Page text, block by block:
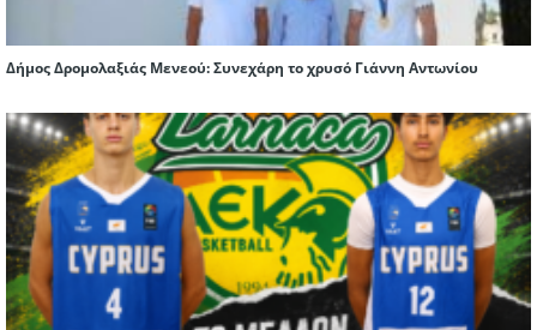
Δήμος Δρομολαξιάς Μενεού: Συνεχάρη το χρυσό Γιάννη Αντωνίου